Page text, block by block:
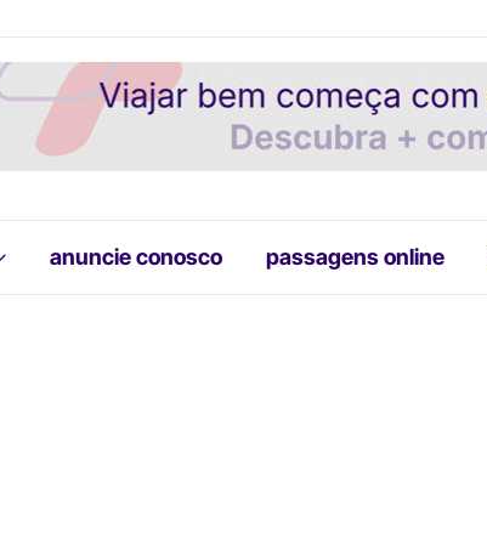
anuncie conosco passagens online